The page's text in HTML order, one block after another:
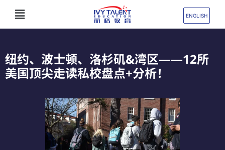
内
Flyout
Menu
ENGLISH
纽约、波士顿、洛杉矶&湾区——12所
美国顶尖走读私校盘点+分析！